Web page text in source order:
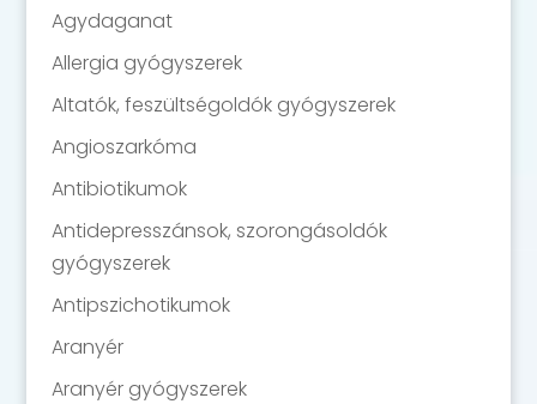
Agydaganat
Allergia gyógyszerek
Altatók, feszültségoldók gyógyszerek
Angioszarkóma
Antibiotikumok
Antidepresszánsok, szorongásoldók
gyógyszerek
Antipszichotikumok
Aranyér
Aranyér gyógyszerek